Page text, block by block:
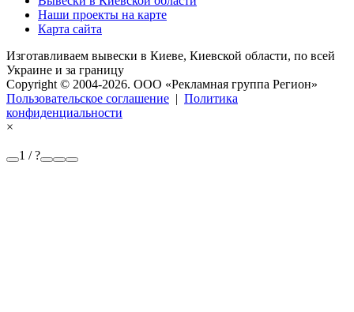
Наши проекты на карте
Карта сайта
Изготавливаем вывески в Киеве, Киевской области, по всей
Украине и за границу
Copyright © 2004-2026. OOO «Рекламная группа Регион»
Пользовательское соглашение | Политика
конфиденциальности
×
1 / ?